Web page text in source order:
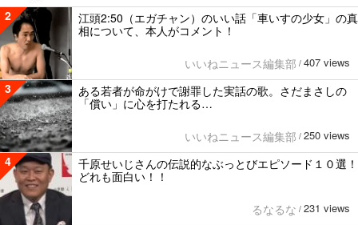
2
江頭2:50（エガチャン）のいい話「車いすの少女」の真
相について、本人がコメント！
いいねニュース編集部 / 407 views
3
ある若者が命がけで謝罪した実話の歌。さだまさしの
「償い」に心を打たれる…
いいねニュース編集部 / 250 views
4
千原せいじさんの伝説的なぶっとびエピソード１０選！
どれも面白い！！
るなるな / 231 views